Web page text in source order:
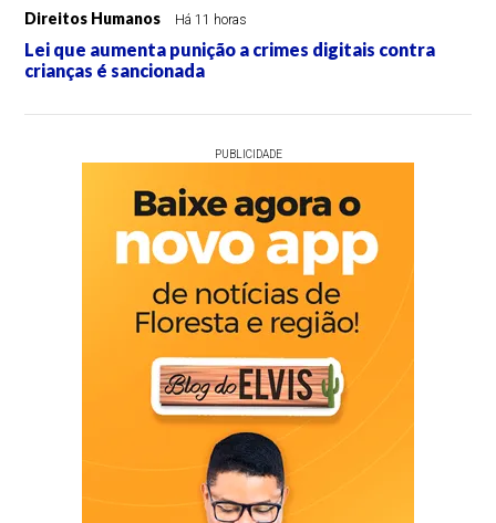
Direitos Humanos Há 11 horas
Lei que aumenta punição a crimes digitais contra
crianças é sancionada
PUBLICIDADE